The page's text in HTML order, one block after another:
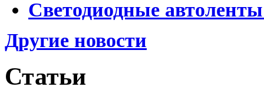
Светодиодные
Другие новости
Статьи